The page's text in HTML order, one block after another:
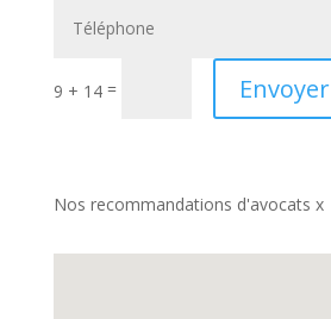
9 + 14= Envoyer
Nos recommandations d'avocats x